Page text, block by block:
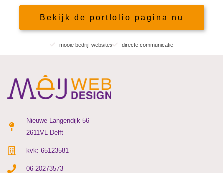
Bekijk de portfolio pagina nu
mooie bedrijf websites directe communicatie
Nieuwe Langendijk 56
2611VL Delft
kvk: 65123581
06-20273573